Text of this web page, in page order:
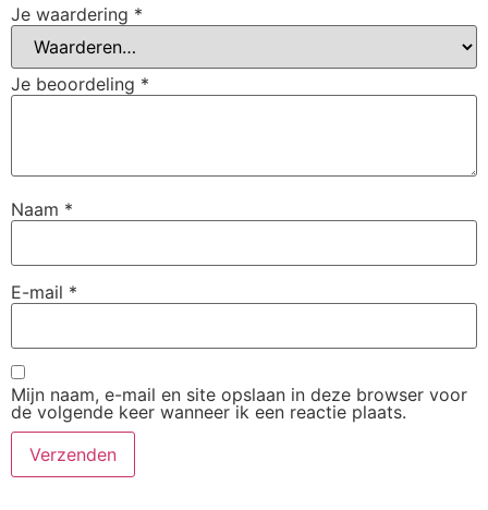
Je waardering *
Je beoordeling *
Naam *
E-mail *
Mijn naam, e-mail en site opslaan in deze browser voor
de volgende keer wanneer ik een reactie plaats.